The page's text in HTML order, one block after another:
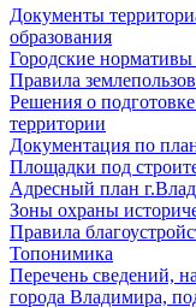
Документы
образования
Городские нормативы
Правила
Решения о
территории
Документация по
Площадки под
Адресный план
Зоны охраны
Правила
Топонимика
Перечень сведений,
города Владимира,